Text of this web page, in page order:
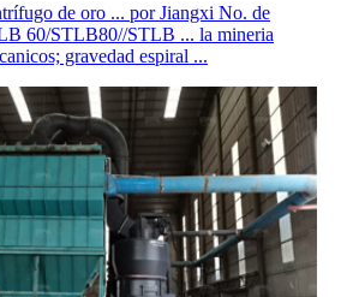
de oro ... por Jiangxi No. de
60/STLB80//STLB ... la mineria
gravedad espiral ...